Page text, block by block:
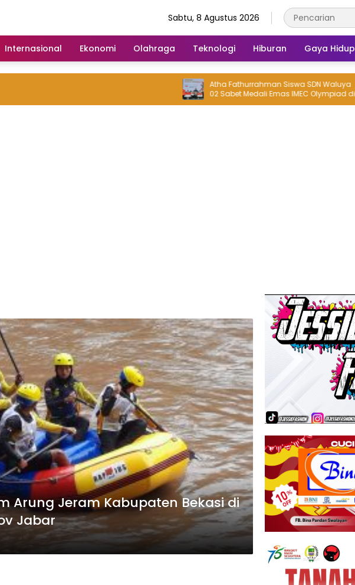
Sabtu, 8 Agustus 2026
Internasional Ekonomi Olahraga Teknologi Hiburan Gaya Hidup
Atha Fathurrahman Siswa SDN Waluya
02 Sabet Medali Emas IMEC Olympiad di
Malaysia
Arung Jeram Kabupaten Bekasi di
Jabar